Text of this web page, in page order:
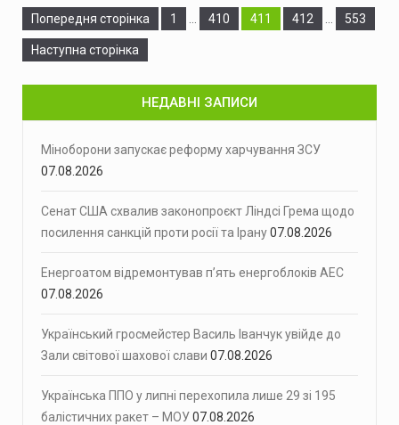
Попередня сторінка Сторінка
1 Сторінка
410 Сторінка
411 Сторінка
412 Сторінка
553
Наступна сторінка
НЕДАВНІ ЗАПИСИ
Міноборони запускає реформу харчування ЗСУ
07.08.2026
Сенат США схвалив законопроєкт Ліндсі Грема щодо
посилення санкцій проти росії та Ірану07.08.2026
Енергоатом відремонтував п’ять енергоблоків АЕС
07.08.2026
Український гросмейстер Василь Іванчук увійде до
Зали світової шахової слави 07.08.2026
Українська ППО у липні перехопила лише 29 зі 195
балістичних ракет – МОУ07.08.2026